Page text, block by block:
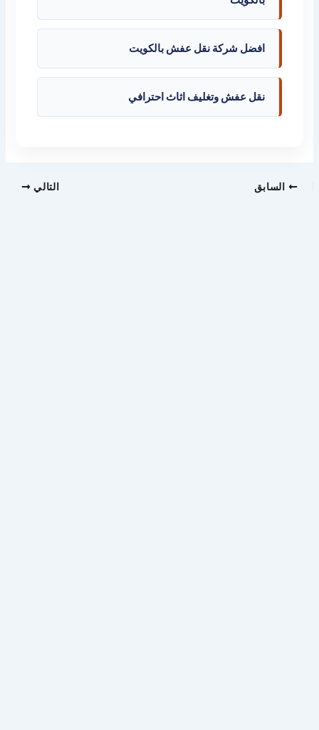
افضل شركة نقل عفش بالكويت
نقل عفش وتغليف اثاث احترافي
السابق التالي